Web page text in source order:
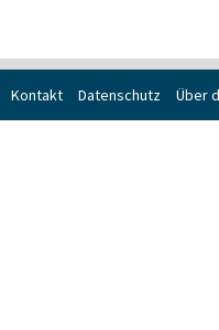
Kontakt Datenschutz Über